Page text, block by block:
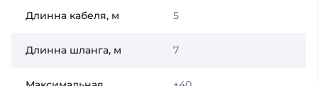
Длинна кабеля, м 5
Длинна шланга, м 7